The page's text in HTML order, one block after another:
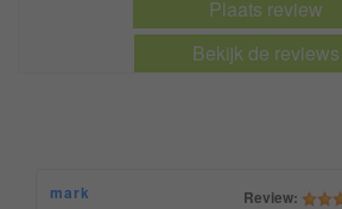
Plaats review
Bekijk de reviews
mark Review: